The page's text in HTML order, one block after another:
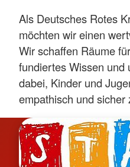
Als Deutsches Rotes
möchten wir einen
Wir schaffen Räume
fundiertes Wissen und
dabei, Kinder und
empathisch und sicher